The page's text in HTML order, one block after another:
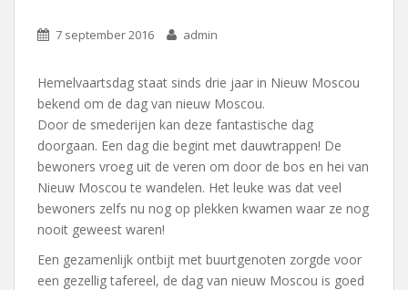
7 september 2016 admin
Hemelvaartsdag staat sinds drie jaar in Nieuw Moscou
bekend om de dag van nieuw Moscou.
Door de smederijen kan deze fantastische dag
doorgaan. Een dag die begint met dauwtrappen! De
bewoners vroeg uit de veren om door de bos en hei van
Nieuw Moscou te wandelen. Het leuke was dat veel
bewoners zelfs nu nog op plekken kwamen waar ze nog
nooit geweest waren!
Een gezamenlijk ontbijt met buurtgenoten zorgde voor
een gezellig tafereel, de dag van nieuw Moscou is goed